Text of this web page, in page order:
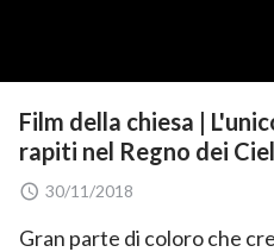
Film della chiesa |
rapiti nel Regno dei
30/11/2018
Gran parte di coloro che